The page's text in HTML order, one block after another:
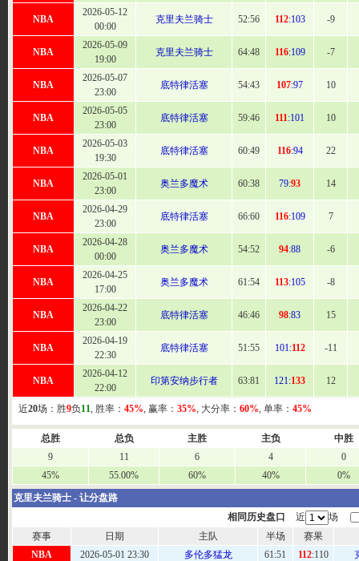
NBA
2026-05-12
00:00
克里夫兰骑士 52:56 112:103 -9
NBA
2026-05-09
19:00
克里夫兰骑士 64:48 116:109 -7
NBA
2026-05-07
23:00
底特律活塞 54:43 107:97 10
NBA
2026-05-05
23:00
底特律活塞 59:46 111:101 10
NBA
2026-05-03
19:30
底特律活塞 60:49 116:94 22
NBA
2026-05-01
23:00
奥兰多魔术 60:38 79:93 14
NBA
2026-04-29
23:00
底特律活塞 66:60 116:109 7
NBA
2026-04-28
00:00
奥兰多魔术 54:52 94:88 -6
NBA
2026-04-25
17:00
奥兰多魔术 61:54 113:105 -8
NBA
2026-04-22
23:00
底特律活塞 46:46 98:83 15
NBA
2026-04-19
22:30
底特律活塞 51:55 101:112 -11
NBA
2026-04-12
22:00
印第安纳步行者 63:81 121:133 12
近20场：胜9负11, 胜率： 45%, 赢率： 35%, 大分率： 60%, 单率： 45%
总胜 总负 主胜 主负
中胜
9
11 6 4
0
45%
55.00% 60% 40%
0%
克里夫兰骑士 - 让分盘路
相同历史盘口
近
场
赛事
日期 主队 半场
赛果
NBA
2026-05-01 23:30 多伦多猛龙 61:51 112:110